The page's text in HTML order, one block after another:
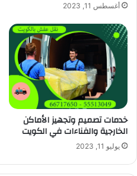
أغسطس 11, 2023
خدمات تصميم وتجهيز الأماكن
الخارجية والفناءات في الكويت
يوليو 11, 2023